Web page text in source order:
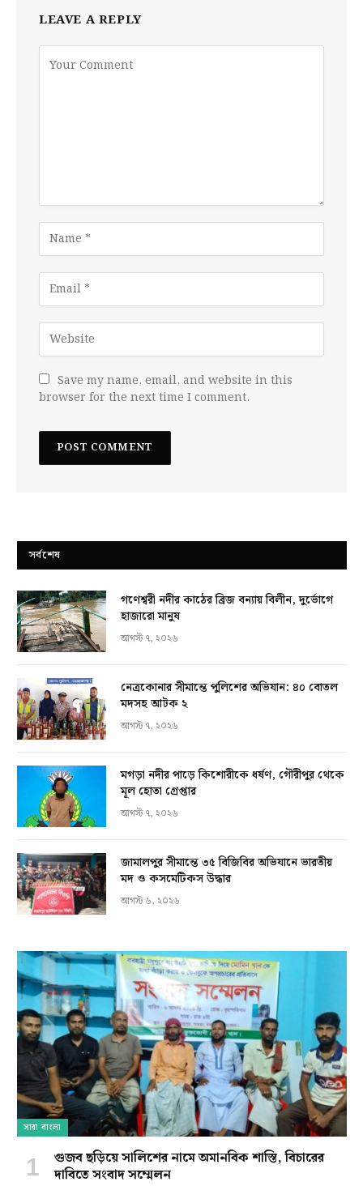
LEAVE A REPLY
Save my name, email, and website in this
browser for the next time I comment.
সর্বশেষ
গণেশ্বরী নদীর কাঠের ব্রিজ বন্যায় বিলীন, দুর্ভোগে
হাজারো মানুষ
আগস্ট ৭, ২০২৬
নেত্রকোনার সীমান্তে পুলিশের অভিযান: ৪০ বোতল
মদসহ আটক ২
আগস্ট ৭, ২০২৬
মগড়া নদীর পাড়ে কিশোরীকে ধর্ষণ, গৌরীপুর থেকে
মূল হোতা গ্রেপ্তার
আগস্ট ৭, ২০২৬
জামালপুর সীমান্তে ৩৫ বিজিবির অভিযানে ভারতীয়
মদ ও কসমেটিকস উদ্ধার
আগস্ট ৬, ২০২৬
সারা বাংলা
গুজব ছড়িয়ে সালিশের নামে অমানবিক শাস্তি, বিচারের
দাবিতে সংবাদ সম্মেলন